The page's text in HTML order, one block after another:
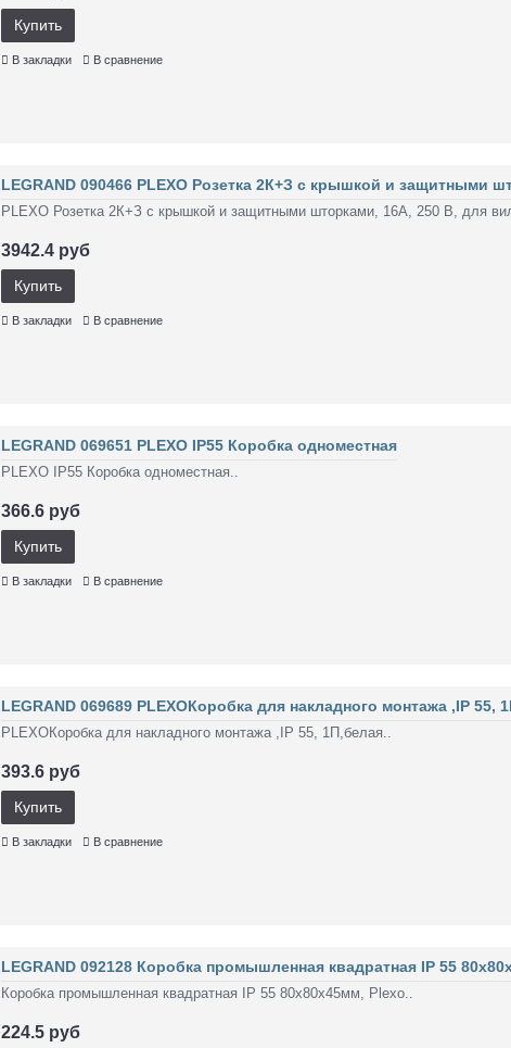
Купить
В закладки В сравнение
LEGRAND 090466 PLEXO Розетка 2К+З с крышкой и защитными
PLEXO Розетка 2К+З с крышкой и защитными шторками, 16А, 250 В, для
3942.4 руб
Купить
В закладки В сравнение
LEGRAND 069651 PLEXO IP55 Коробка одноместная
PLEXO IP55 Коробка одноместная..
366.6 руб
Купить
В закладки В сравнение
LEGRAND 069689 PLEXOКоробка для накладного монтажа ,IP 55,
PLEXOКоробка для накладного монтажа ,IP 55, 1П,белая..
393.6 руб
Купить
В закладки В сравнение
LEGRAND 092128 Коробка промышленная квадратная IP 55
Коробка промышленная квадратная IP 55 80х80х45мм, Plexo..
224.5 руб